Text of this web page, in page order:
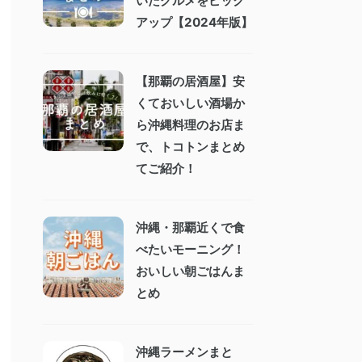
アップ【2024年版】
【那覇の居酒屋】安
くておいしい酒場か
ら沖縄料理のお店ま
で、トコトンまとめ
てご紹介！
沖縄・那覇近くで食
べたいモーニング！
おいしい朝ごはんま
とめ
沖縄ラーメンまと